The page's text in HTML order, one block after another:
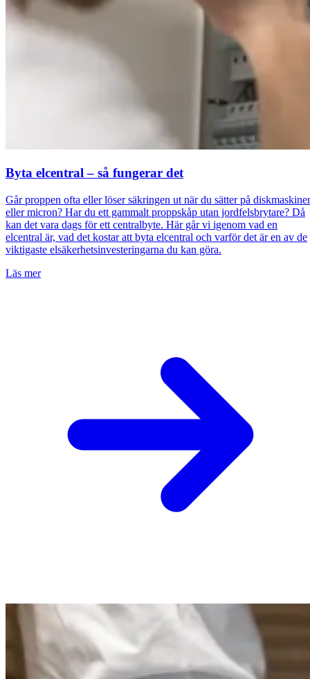
Byta elcentral – så fungerar det
Går proppen ofta eller löser säkringen ut när du sätter på
eller micron? Har du ett gammalt proppskåp utan jordfelsbrytare? Då
kan det vara dags för ett centralbyte. Här går vi igenom vad en
elcentral är, vad det kostar att byta elcentral och varför det är en av de
viktigaste elsäkerhetsinvesteringarna du kan göra.
Läs mer